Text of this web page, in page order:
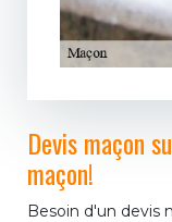
Devis maçon
maçon!
Besoin d'un devis